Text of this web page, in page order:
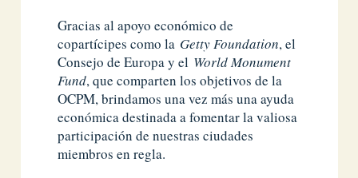
Gracias al apoyo económico de
copartícipes como la Getty Foundation, el
Consejo de Europa y el World Monument
Fund, que comparten los objetivos de la
OCPM, brindamos una vez más una ayuda
económica destinada a fomentar la valiosa
participación de nuestras ciudades
miembros en regla.